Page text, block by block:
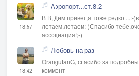
18:57
Аэропорт...ст.8.2
В В, Дим привет,я тоже редко ...:-
летаем,летаем:-)Спасибо
ассоциация!;-)
18:42
Любовь на раз
OrangutanG, спасибо за
коммент